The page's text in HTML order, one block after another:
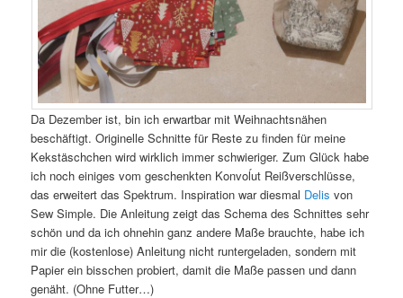
Da Dezember ist, bin ich erwartbar mit Weihnachtsnähen
beschäftigt. Originelle Schnitte für Reste zu finden für meine
Kekstäschchen wird wirklich immer schwieriger. Zum Glück habe
ich noch einiges vom geschenkten Konvoĺut Reißverschlüsse,
das erweitert das Spektrum. Inspiration war diesmal Delis von
Sew Simple. Die Anleitung zeigt das Schema des Schnittes sehr
schön und da ich ohnehin ganz andere Maße brauchte, habe ich
mir die (kostenlose) Anleitung nicht runtergeladen, sondern mit
Papier ein bisschen probiert, damit die Maße passen und dann
genäht. (Ohne Futter…)